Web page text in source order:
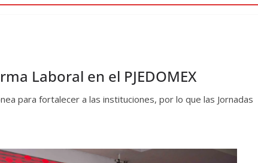
Laboral en el PJEDOMEX
para fortalecer a las instituciones, por lo que las Jornadas